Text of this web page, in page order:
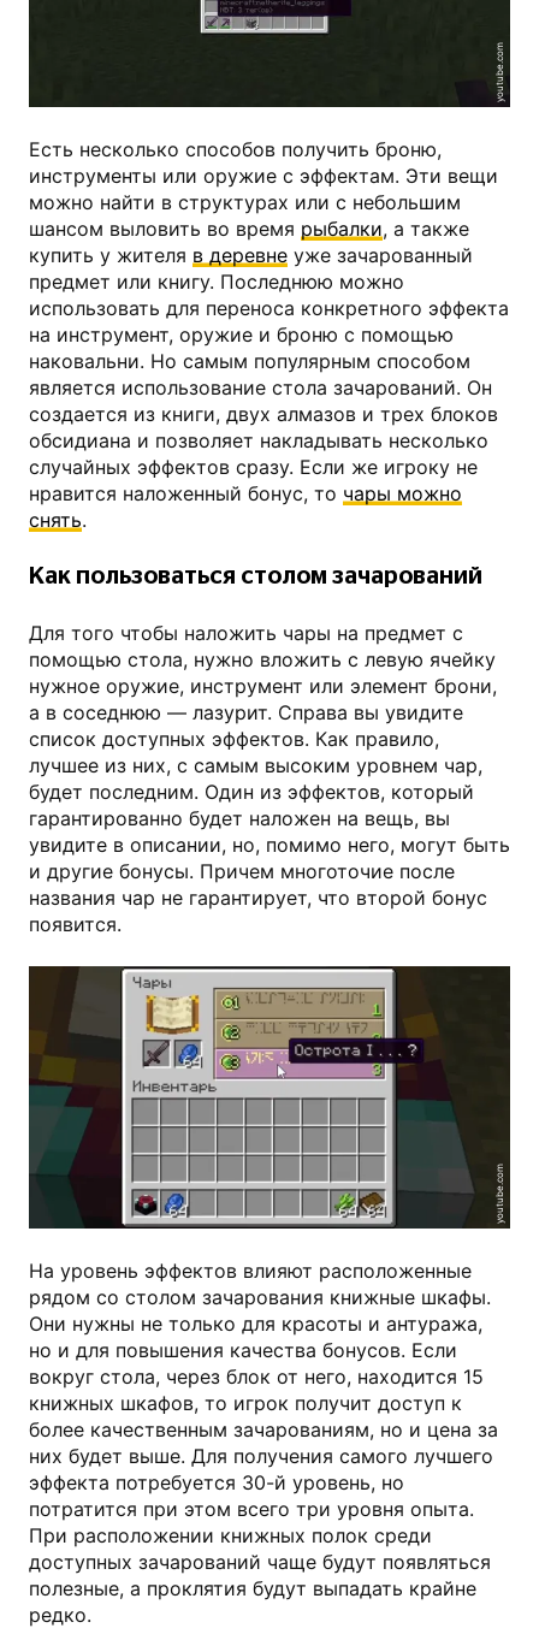
youtube.com
Есть несколько способов получить броню,
инструменты или оружие с эффектам. Эти вещи
можно найти в структурах или с небольшим
шансом выловить во время рыбалки, а также
купить у жителя в деревне уже зачарованный
предмет или книгу. Последнюю можно
использовать для переноса конкретного эффекта
на инструмент, оружие и броню с помощью
наковальни. Но самым популярным способом
является использование стола зачарований. Он
создается из книги, двух алмазов и трех блоков
обсидиана и позволяет накладывать несколько
случайных эффектов сразу. Если же игроку не
нравится наложенный бонус, то чары можно
снять.
Как пользоваться столом зачарований
Для того чтобы наложить чары на предмет с
помощью стола, нужно вложить с левую ячейку
нужное оружие, инструмент или элемент брони,
а в соседнюю — лазурит. Справа вы увидите
список доступных эффектов. Как правило,
лучшее из них, с самым высоким уровнем чар,
будет последним. Один из эффектов, который
гарантированно будет наложен на вещь, вы
увидите в описании, но, помимо него, могут быть
и другие бонусы. Причем многоточие после
названия чар не гарантирует, что второй бонус
появится.
youtube.com
На уровень эффектов влияют расположенные
рядом со столом зачарования книжные шкафы.
Они нужны не только для красоты и антуража,
но и для повышения качества бонусов. Если
вокруг стола, через блок от него, находится 15
книжных шкафов, то игрок получит доступ к
более качественным зачарованиям, но и цена за
них будет выше. Для получения самого лучшего
эффекта потребуется 30-й уровень, но
потратится при этом всего три уровня опыта.
При расположении книжных полок среди
доступных зачарований чаще будут появляться
полезные, а проклятия будут выпадать крайне
редко.